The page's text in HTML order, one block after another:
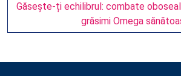
Găsește-ți echilibrul: combate
grăsimi Omega